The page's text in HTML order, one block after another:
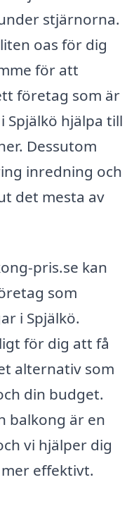
stjärnorna.
oas för dig
för att
företag som är
Spjälkö hjälpa till
Dessutom
inredning och
det mesta av
pris.se kan
som
i Spjälkö.
för dig att få
alternativ som
din budget.
balkong är en
vi hjälper dig
effektivt.